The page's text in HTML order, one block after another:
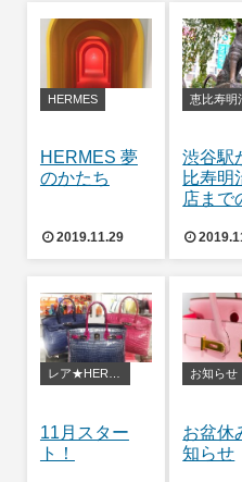
HERMES
HERMES 夢
のかたち
2019.11.29
渋谷駅
比寿明
店まで
11月スター
ト！
お知らせ
お盆休
知らせ